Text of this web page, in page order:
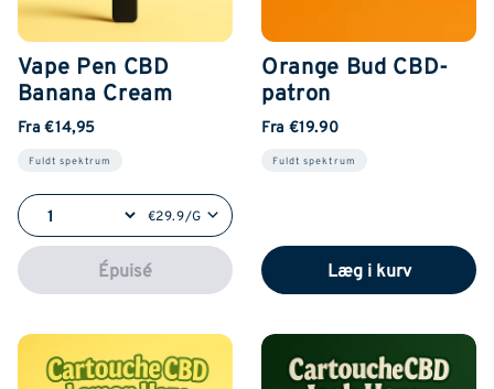
Vape Pen CBD
Banana Cream
Fra €14,95
Fuldt spektrum
€29.9/G
Épuisé
Orange Bud CBD-
patron
Fra €19.90
Fuldt spektrum
Læg i kurv